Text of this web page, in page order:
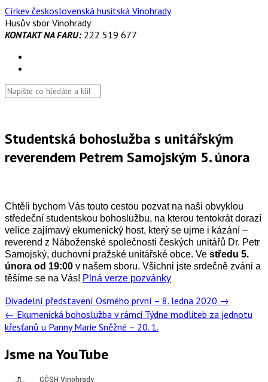
Skip
to
content
Církev československá husitská Vinohrady
Husův sbor Vinohrady
KONTAKT NA FARU:222 519 677
Studentská bohoslužba s unitářským
reverendem Petrem Samojským 5. února
Chtěli bychom Vás touto cestou pozvat na naši obvyklou
středeční studentskou bohoslužbu, na kterou tentokrát dorazí
velice zajímavý ekumenický host, který se ujme i kázání –
reverend z Náboženské společnosti českých unitářů Dr. Petr
Samojský, duchovní pražské unitářské obce. Ve středu 5.
února od 19:00 v našem sboru. Všichni jste srdečně zváni a
těšíme se na Vás! Plná verze pozvánky
Post
navigation
Divadelní představení Osmého první – 8. ledna 2020 →
← Ekumenická bohoslužba v rámci Týdne modliteb za jednotu
křesťanů u Panny Marie Sněžné – 20. 1.
Jsme na YouTube